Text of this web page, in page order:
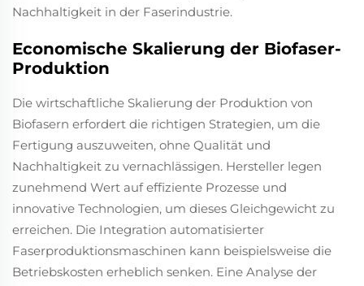
Nachhaltigkeit in der Faserindustrie.
Economische Skalierung der Biofaser-
Produktion
Die wirtschaftliche Skalierung der Produktion von
Biofasern erfordert die richtigen Strategien, um die
Fertigung auszuweiten, ohne Qualität und
Nachhaltigkeit zu vernachlässigen. Hersteller legen
zunehmend Wert auf effiziente Prozesse und
innovative Technologien, um dieses Gleichgewicht zu
erreichen. Die Integration automatisierter
Faserproduktionsmaschinen kann beispielsweise die
Betriebskosten erheblich senken. Eine Analyse der